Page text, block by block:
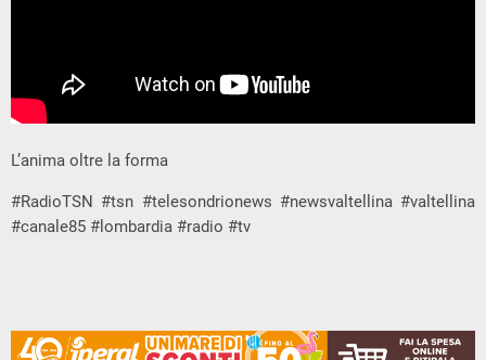
L’anima oltre la forma
#RadioTSN #tsn #telesondrionews #newsvaltellina #valtellina
#canale85 #lombardia #radio #tv